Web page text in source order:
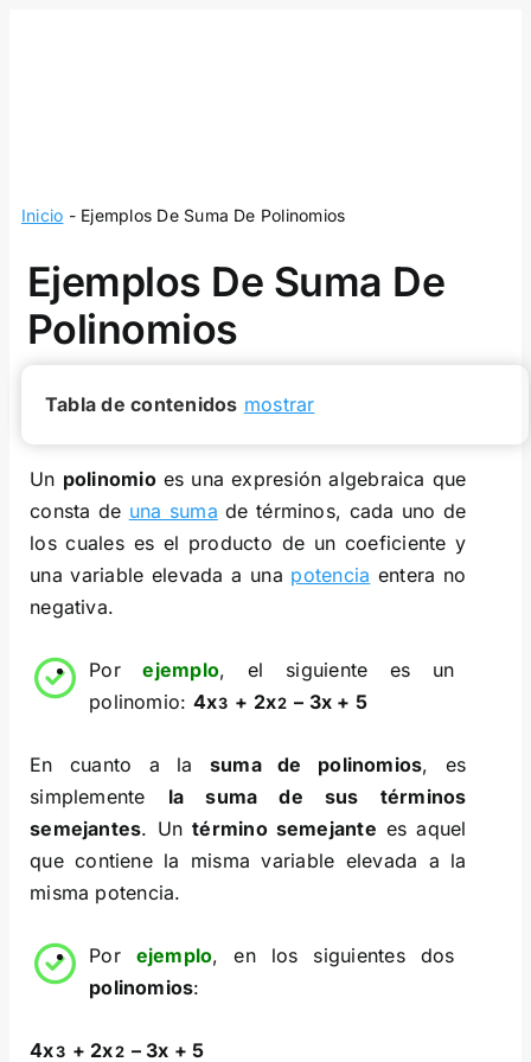
Inicio - Ejemplos De Suma De Polinomios
Ejemplos De Suma De
Polinomios
Tabla de contenidos mostrar
Un polinomioes una expresión algebraica que
consta de una suma de términos, cada uno de
los cuales es el producto de un coeficiente y
una variable elevada a una potencia entera no
negativa.
Porejemplo, el siguiente es un
polinomio: 4x3 + 2x2 – 3x + 5
En cuanto a la suma de polinomios, es
simplemente la suma de sus términos
semejantes. Untérmino semejante es aquel
que contiene la misma variable elevada a la
misma potencia.
Por ejemplo, en los siguientes dos
polinomios:
4x3 + 2x2 – 3x + 5